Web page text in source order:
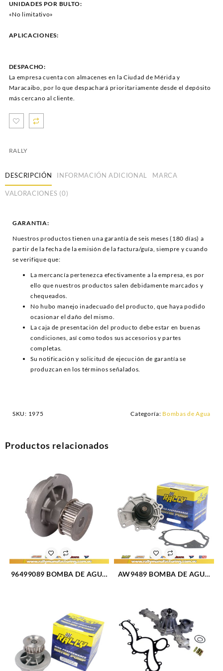
UNIDADES POR BULTO:
«No limitativo»
APLICACIONES:
DESPACHO:
La empresa cuenta con almacenes en la Ciudad de Mérida y
Maracaibo, por lo que despachará prioritariamente desde el depósito
más cercano al cliente.
RALLY
DESCRIPCIÓN INFORMACIÓN ADICIONAL MARCA
VALORACIONES (0)
GARANTIA:
Nuestros productos tienen una garantía de seis meses (180 días) a
partir de la fecha de la emisión de la factura/guía, siempre y cuando
se verifique que:
La mercancía pertenezca efectivamente a la empresa, es por
ello que nuestros productos salen debidamente marcados y
chequeados.
No hubo manejo inadecuado del producto, que haya podido
ocasionar el daño del mismo.
La caja de presentación del producto debe estar en buenas
condiciones, así como todos sus accesorios y partes
completas.
Su notificación y solicitud de ejecución de garantía se
produzcan en los términos señalados.
SKU: 1975 Categoría: Bombas de Agua
Productos relacionados
96499089 BOMBA DE AGUA
AW9489 BOMBA DE AGUA